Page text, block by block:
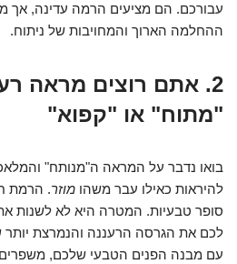
עבורכם. הם מציעים הרמה עדינה, אך
ההחלמה הארוך והמחויבות של ניתוח.
2. אתם רוצים מראה
"מתוח" או "קפוא"
בואו נדבר על המראה ה"מנותח"
להיראות כאילו עבר משהו מוזר. הרמת
סופר טבעיות. המטרה היא לא לשנות
לכם את הגרסה הרעננה והנמרצת
עם מבנה הפנים הטבעי שלכם, משפרים